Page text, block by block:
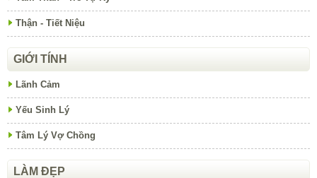
Thận - Tiết Niệu
GIỚI TÍNH
Lãnh Cảm
Yếu Sinh Lý
Tâm Lý Vợ Chồng
LÀM ĐẸP